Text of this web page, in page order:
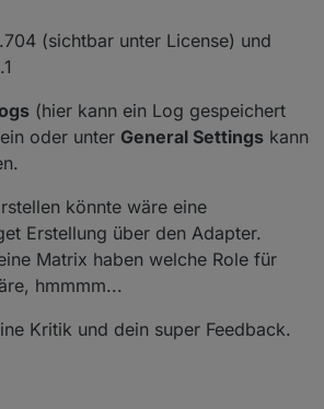
(sichtbar unter License) und
(hier kann ein Log gespeichert
oder unter General Settings kann
könnte wäre eine
Erstellung über den Adapter.
Matrix haben welche Role für
hmmmm...
Kritik und dein super Feedback.